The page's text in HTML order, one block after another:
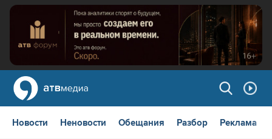
Новости Неновости Обещания Разбор Реклама